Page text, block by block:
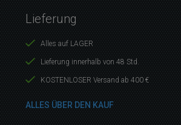
Lieferung
Alles auf LAGER
Lieferung innerhalb von 48 Std.
KOSTENLOSER Versand ab 400 €
ALLES ÜBER DEN KAUF